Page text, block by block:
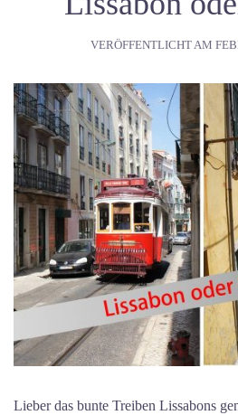
VERÖFFENTLICHT AM
Lieber das bunte Treiben Lissabons